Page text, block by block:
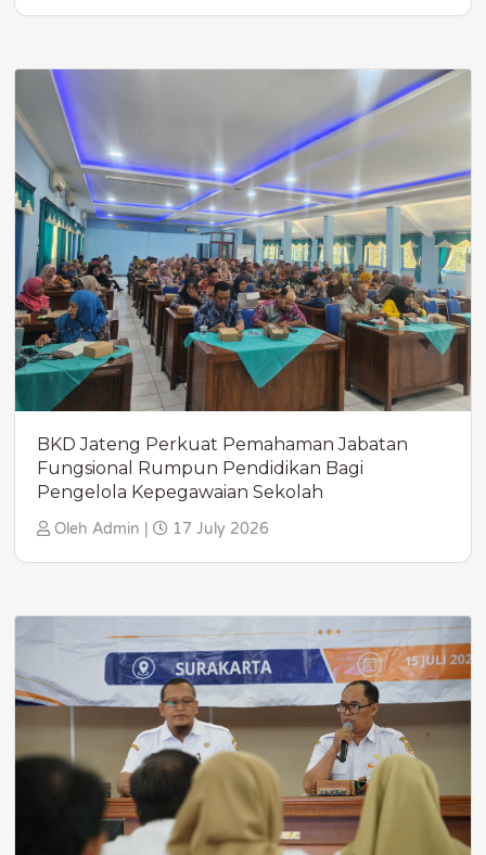
BKD Jateng Perkuat Pemahaman Jabatan
Fungsional Rumpun Pendidikan Bagi
Pengelola Kepegawaian Sekolah
Oleh Admin | 17 July 2026